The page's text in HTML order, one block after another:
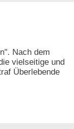
Nach dem
vielseitige und
Überlebende